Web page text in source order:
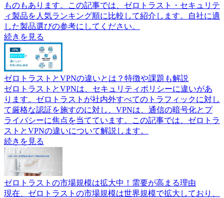
ものもあります。この記事では、ゼロトラスト・セキュリテ
ィ製品を人気ランキング順に比較して紹介します。自社に適
した製品選びの参考にしてください。
続きを見る
ゼロトラストとVPNの違いとは？特徴や課題も解説
ゼロトラストとVPNは、セキュリティポリシーに違いがあ
ります。ゼロトラストが社内外すべてのトラフィックに対し
て厳格な認証を施すのに対し、VPNは、通信の暗号化とプ
ライバシーに焦点を当てています。この記事では、ゼロトラ
ストとVPNの違いについて解説します。
続きを見る
ゼロトラストの市場規模は拡大中！需要が高まる理由
現在、ゼロトラストの市場規模は世界規模で拡大しており、